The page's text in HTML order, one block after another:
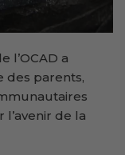
l’OCAD a
des parents,
l’avenir de la